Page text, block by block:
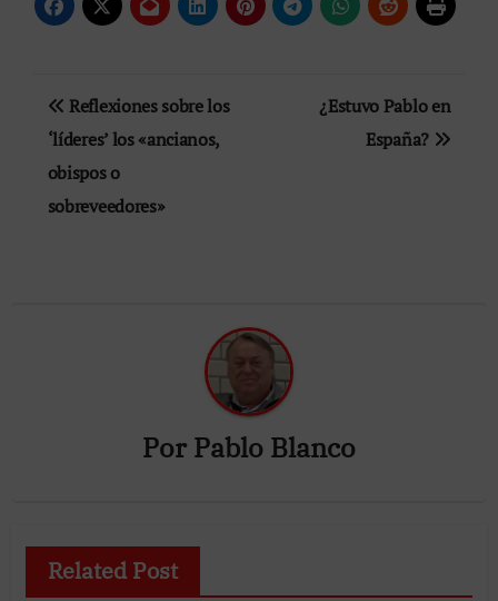
Navegación
de
entradas
Reflexiones sobre los
‘líderes’ los «ancianos,
obispos o
sobreveedores»
¿Estuvo Pablo en
España?
Por Pablo Blanco
Related Post